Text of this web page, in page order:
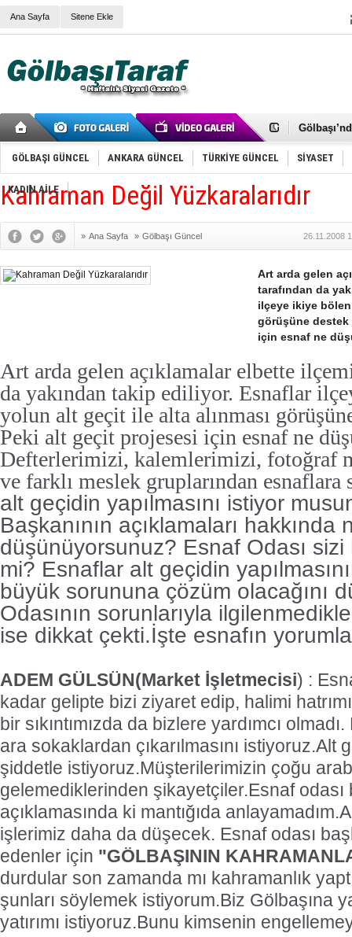
Ana Sayfa Sitene Ekle
Cemal
Samet
FAİZ
Mikail
Gölbaşı
İNCEK
GÖLBAŞI GÜNCEL ANKARA GÜNCEL TÜRKİYE GÜNCEL SİYASET
KADIN AİLE
Kahraman Değil Yüzkaralarıdır
» Ana Sayfa » Gölbaşı Güncel 26.11.2008
Art arda gelen
tarafından da
ilçeye ikiye
görüşüne destek
için esnaf ne
Art arda gelen açıklamalar elbette
da yakından takip ediliyor. Esnaflar
yolun alt geçit ile alta alınması
Peki alt geçit projesesi için esnaf ne
Defterlerimizi, kalemlerimizi, fotoğraf
ve farklı meslek gruplarından esnaflara
alt geçidin yapılmasını istiyor
Başkanının açıklamaları hakkında
düşünüyorsunuz? Esnaf Odası
mi? Esnaflar alt geçidin
büyük sorununa çözüm olacağını
Odasının sorunlarıyla
ise dikkat çekti.İşte esnafın
ADEM GÜLSÜN(Market İşletmecisi) :
kadar gelipte bizi ziyaret edip, halimi
bir sıkıntımızda da bizlere yardımcı
ara sokaklardan çıkarılmasını istiyoruz.Alt
şiddetle istiyoruz.Müşterilerimizin çoğu
gelemediklerinden şikayetçiler.Esnaf odası
açıklamasında ki mantığıda
işlerimiz daha da düşecek. Esnaf odası
edenler için "GÖLBAŞININ
durdular son zamanda mı kahramanlık
şunları söylemek istiyorum.Biz Gölbaşına
yatırımı istiyoruz.Bunu kimsenin